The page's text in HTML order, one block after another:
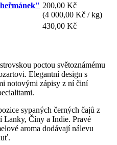
200,00 Kč
(4 000,00 Kč / kg)
430,00 Kč
poctou světoznámému
Elegantní design s
notovými zápisy z ní činí
sypaných černých čajů z
Lanky, Číny a Indie. Pravé
aroma dodávají nálevu